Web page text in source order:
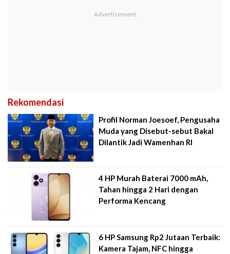
Rekomendasi
Profil Norman Joesoef, Pengusaha
Muda yang Disebut-sebut Bakal
Dilantik Jadi Wamenhan RI
4 HP Murah Baterai 7000 mAh,
Tahan hingga 2 Hari dengan
Performa Kencang
6 HP Samsung Rp2 Jutaan Terbaik:
Kamera Tajam, NFC hingga